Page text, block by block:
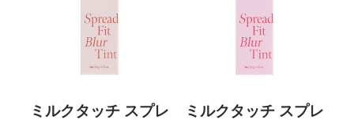
ミルクタッチ スプレ
ミルクタッチ スプレ